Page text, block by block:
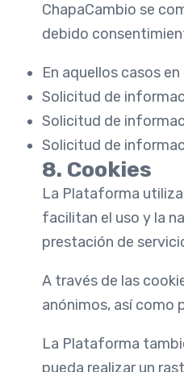
ChapaCambio se
debido
En aquellos casos
Solicitud de
Solicitud de
Solicitud de
8. Cookies
La Plataforma
facilitan el uso y la
prestación de
A través de las
anónimos, así como
La Plataforma
pueda realizar un